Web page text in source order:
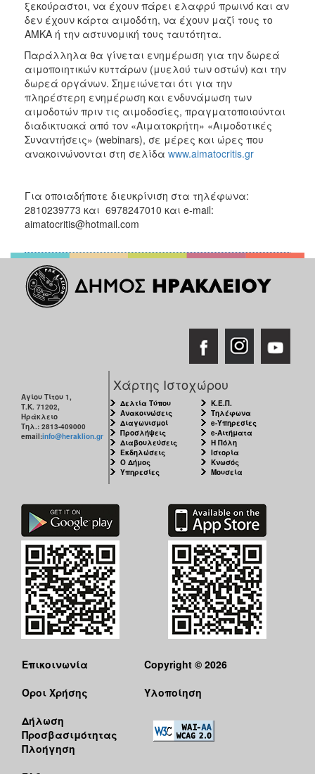
ξεκούραστοι, να έχουν πάρει ελαφρύ πρωινό και αν
δεν έχουν κάρτα αιμοδότη, να έχουν μαζί τους το
ΑΜΚΑ ή την αστυνομική τους ταυτότητα.
Παράλληλα θα γίνεται ενημέρωση για την δωρεά
αιμοποιητικών κυττάρων (μυελού των οστών) και την
δωρεά οργάνων. Σημειώνεται ότι για την
πληρέστερη ενημέρωση και ενδυνάμωση των
αιμοδοτών πριν τις αιμοδοσίες, πραγματοποιούνται
διαδικτυακά από τον «Αιματοκρήτη» «Αιμοδοτικές
Συναντήσεις» (webinars), σε μέρες και ώρες που
ανακοινώνονται στη σελίδα www.aimatocritis.gr
Για οποιαδήποτε διευκρίνιση στα τηλέφωνα:
2810239773 και 6978247010 και e-mail:
aimatocritis@hotmail.com
Αγίου Τίτου 1,
Τ.Κ. 71202,
Ηράκλειο
Τηλ.: 2813-409000
email:info@heraklion.gr
Χάρτης Ιστοχώρου
Δελτία Τύπου
Ανακοινώσεις
Διαγωνισμοί
Προσλήψεις
Διαβουλεύσεις
Εκδηλώσεις
Ο Δήμος
Υπηρεσίες
Κ.Ε.Π.
Τηλέφωνα
e-Υπηρεσίες
e-Αιτήματα
Η Πόλη
Ιστορία
Κνωσός
Μουσεία
Επικοινωνία
Όροι Χρήσης
Δήλωση
Προσβασιμότητας
Πλοήγηση
Copyright © 2026
Υλοποίηση